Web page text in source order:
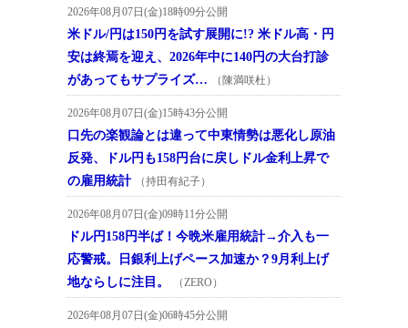
2026年08月07日(金)18時09分公開
米ドル/円は150円を試す展開に!? 米ドル高・円
安は終焉を迎え、2026年中に140円の大台打診
があってもサプライズ…
（陳満咲杜）
2026年08月07日(金)15時43分公開
口先の楽観論とは違って中東情勢は悪化し原油
反発、ドル円も158円台に戻しドル金利上昇で
の雇用統計
（持田有紀子）
2026年08月07日(金)09時11分公開
ドル円158円半ば！今晩米雇用統計→介入も一
応警戒。日銀利上げペース加速か？9月利上げ
地ならしに注目。
（ZERO）
2026年08月07日(金)06時45分公開